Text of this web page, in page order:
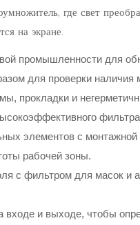
где свет
на экране.
промышленности для
для проверки наличия
прокладки и
фильтра
элементов с монтажной
рабочей зоны.
входе и выходе, чтобы